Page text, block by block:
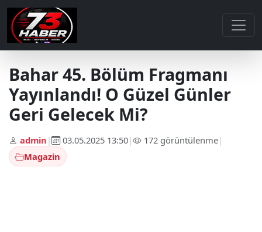
Bahar 45. Bölüm Fragmanı
Yayınlandı! O Güzel Günler
Geri Gelecek Mi?
admin | 03.05.2025 13:50| 172 görüntülenme|
Magazin